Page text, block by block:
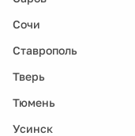
Сочи
Ставрополь
Тверь
Тюмень
Усинск